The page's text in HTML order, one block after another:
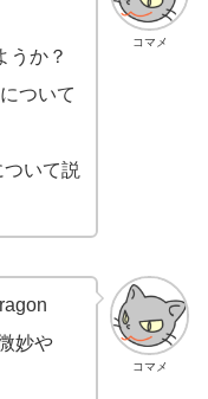
コマメ
うか？
ついて
いて説
コマメ
妙や